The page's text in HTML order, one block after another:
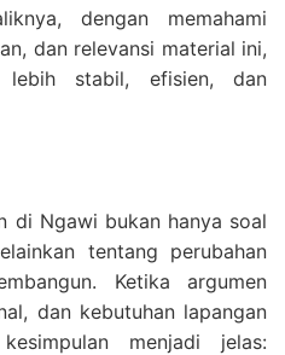
dengan memahami
dan relevansi material ini,
stabil, efisien, dan
di Ngawi bukan hanya soal
tentang perubahan
Ketika argumen
dan kebutuhan lapangan
menjadi jelas: